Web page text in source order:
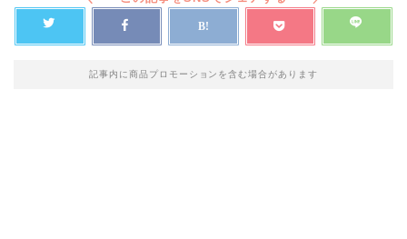
記事内に商品プロモーションを含む場合があります